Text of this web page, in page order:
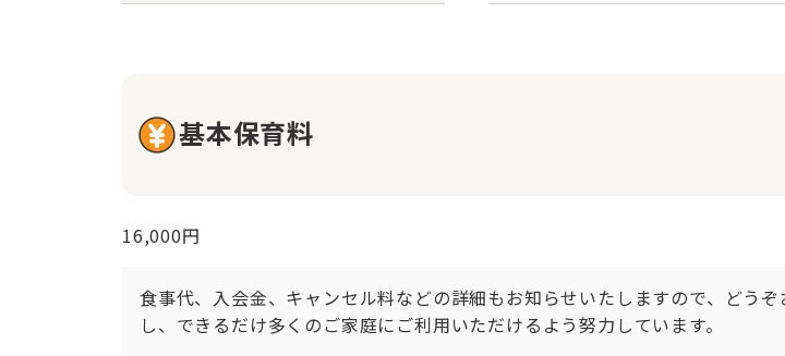
基本保育料
16,000円
食事代、入会金、キャンセル料などの詳細もお知らせいたしますので、どう
し、できるだけ多くのご家庭にご利用いただけるよう努力しています。